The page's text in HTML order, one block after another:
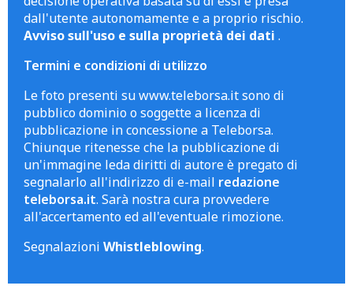
dall'utente autonomamente e a proprio rischio.
Avviso sull'uso e sulla proprietà dei dati .
Termini e condizioni di utilizzo
Le foto presenti su www.teleborsa.it sono di
pubblico dominio o soggette a licenza di
pubblicazione in concessione a Teleborsa.
Chiunque ritenesse che la pubblicazione di
un'immagine leda diritti di autore è pregato di
segnalarlo all'indirizzo di e-mail redazione
teleborsa.it. Sarà nostra cura provvedere
all'accertamento ed all'eventuale rimozione.
Segnalazioni Whistleblowing.